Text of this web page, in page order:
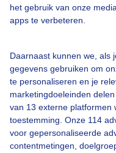
het gebruik van onze
apps te verbeteren.
Daarnaast kunnen we, als
gegevens gebruiken om
te personaliseren en je
marketingdoeleinden
van 13 externe platformen
toestemming. Onze 114
voor gepersonaliseerde
contentmetingen,
Neerslag in
19:30 19:40